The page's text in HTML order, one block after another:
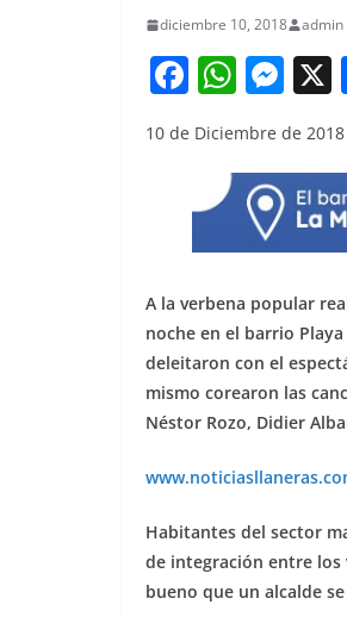
diciembre 10, 2018 admin
F
a
c
b
o
o
k
W
h
at
s
A
p
p
M
e
ss
e
n
g
er
10 de Diciembre de 2018
A la verbena popular
noche en el barrio
deleitaron con el
mismo corearon las
Néstor Rozo, Didier
Habitantes del sector
de integración entre los
bueno que un alcalde